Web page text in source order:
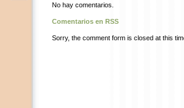
No hay comentarios.
Comentarios en RSS
Sorry, the comment form is closed at this